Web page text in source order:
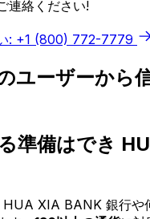
連絡ください!
: +1 (800) 772-7779
ユーザーから
準備はでき
HUA XIA BANK 銀行や